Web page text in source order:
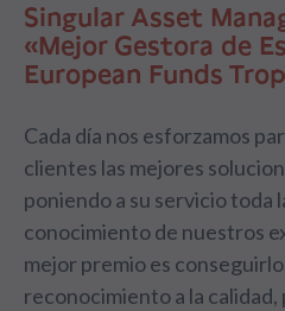
Singular Asset
«Mejor Gestora de
European Funds
Cada día nos esforzamos
clientes las mejores
poniendo a su servicio toda
conocimiento de nuestros
mejor premio es
reconocimiento a la